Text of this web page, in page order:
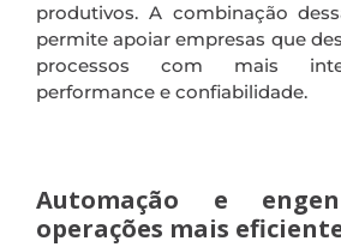
produtivos. A combinação
permite apoiar empresas que
processos com mais
performance e confiabilidade.
Automação e
operações mais